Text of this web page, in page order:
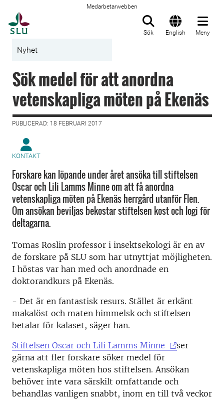
Medarbetarwebben
Sök English Meny
Nyhet
Sök medel för att anordna
vetenskapliga möten på Ekenäs
PUBLICERAD: 18 FEBRUARI 2017
KONTAKT
Forskare kan löpande under året ansöka till stiftelsen
Oscar och Lili Lamms Minne om att få anordna
vetenskapliga möten på Ekenäs herrgård utanför Flen.
Om ansökan beviljas bekostar stiftelsen kost och logi för
deltagarna.
Tomas Roslin professor i insektsekologi är en av
de forskare på SLU som har utnyttjat möjligheten.
I höstas var han med och anordnade en
doktorandkurs på Ekenäs.
- Det är en fantastisk resurs. Stället är erkänt
makalöst och maten himmelsk och stiftelsen
betalar för kalaset, säger han.
Stiftelsen Oscar och Lili Lamms Minne
ser
gärna att fler forskare söker medel för
vetenskapliga möten hos stiftelsen. Ansökan
behöver inte vara särskilt omfattande och
behandlas vanligen snabbt, inom en till två veckor